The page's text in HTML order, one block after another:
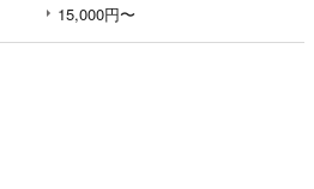
15,000円〜